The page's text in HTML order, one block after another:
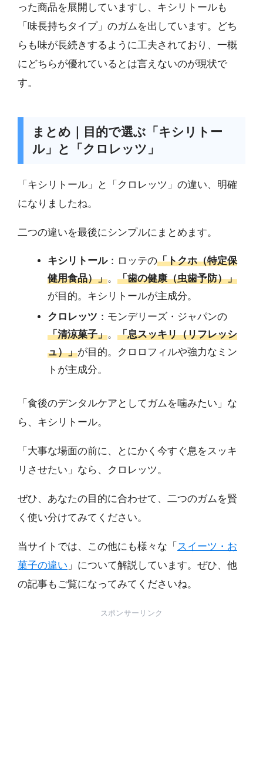
った商品を展開していますし、キシリトールも
「味長持ちタイプ」のガムを出しています。どち
らも味が長続きするように工夫されており、一概
にどちらが優れているとは言えないのが現状で
す。
まとめ｜目的で選ぶ「キシリトー
ル」と「クロレッツ」
「キシリトール」と「クロレッツ」の違い、明確
になりましたね。
二つの違いを最後にシンプルにまとめます。
キシリトール：ロッテの「トクホ（特定保
健用食品）」。 「歯の健康（虫歯予防）」
が目的。キシリトールが主成分。
クロレッツ ：モンデリーズ・ジャパンの
「清涼菓子」。 「息スッキリ（リフレッシ
ュ）」が目的。クロロフィルや強力なミン
トが主成分。
「食後のデンタルケアとしてガムを噛みたい」な
ら、キシリトール。
「大事な場面の前に、とにかく今すぐ息をスッキ
リさせたい」なら、クロレッツ。
ぜひ、あなたの目的に合わせて、二つのガムを賢
く使い分けてみてください。
当サイトでは、この他にも様々な「 スイーツ・お
菓子の違い 」について解説しています。ぜひ、他
の記事もご覧になってみてくださいね。
スポンサーリンク